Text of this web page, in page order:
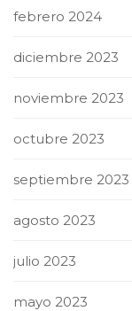
febrero 2024
diciembre 2023
noviembre 2023
octubre 2023
septiembre 2023
agosto 2023
julio 2023
mayo 2023